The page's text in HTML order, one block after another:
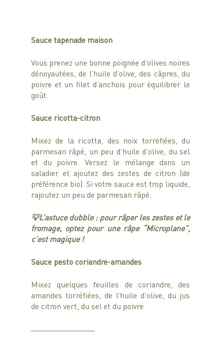
Sauce tapenade maison
Vous prenez une bonne poignée d’olives noires
dénoyautées, de l’huile d’olive, des câpres, du
poivre et un filet d’anchois pour équilibrer le
goût.
Sauce ricotta-citron
Mixez de la ricotta, des noix torréfiées, du
parmesan râpé, un peu d’huile d’olive, du sel
et du poivre. Versez le mélange dans un
saladier et ajoutez des zestes de citron (de
préférence bio). Si votre sauce est trop liquide,
rajoutez un peu de parmesan râpé.
💡L’astuce dubble : pour râper les zestes et le
fromage, optez pour une râpe “Microplane”,
c’est magique !
Sauce pesto coriandre-amandes
Mixez quelques feuilles de coriandre, des
amandes torréfiées, de l’huile d’olive, du jus
de citron vert, du sel et du poivre